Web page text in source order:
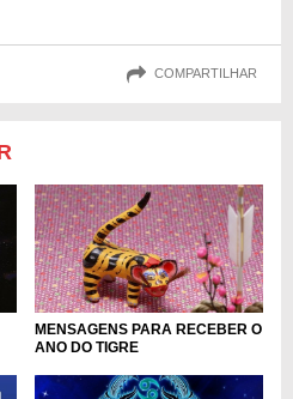
COMPARTILHAR
MENSAGENS PARA RECEBER O
ANO DO TIGRE